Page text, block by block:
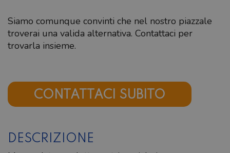
Siamo comunque convinti che nel nostro piazzale
troverai una valida alternativa. Contattaci per
trovarla insieme.
CONTATTACI SUBITO
DESCRIZIONE